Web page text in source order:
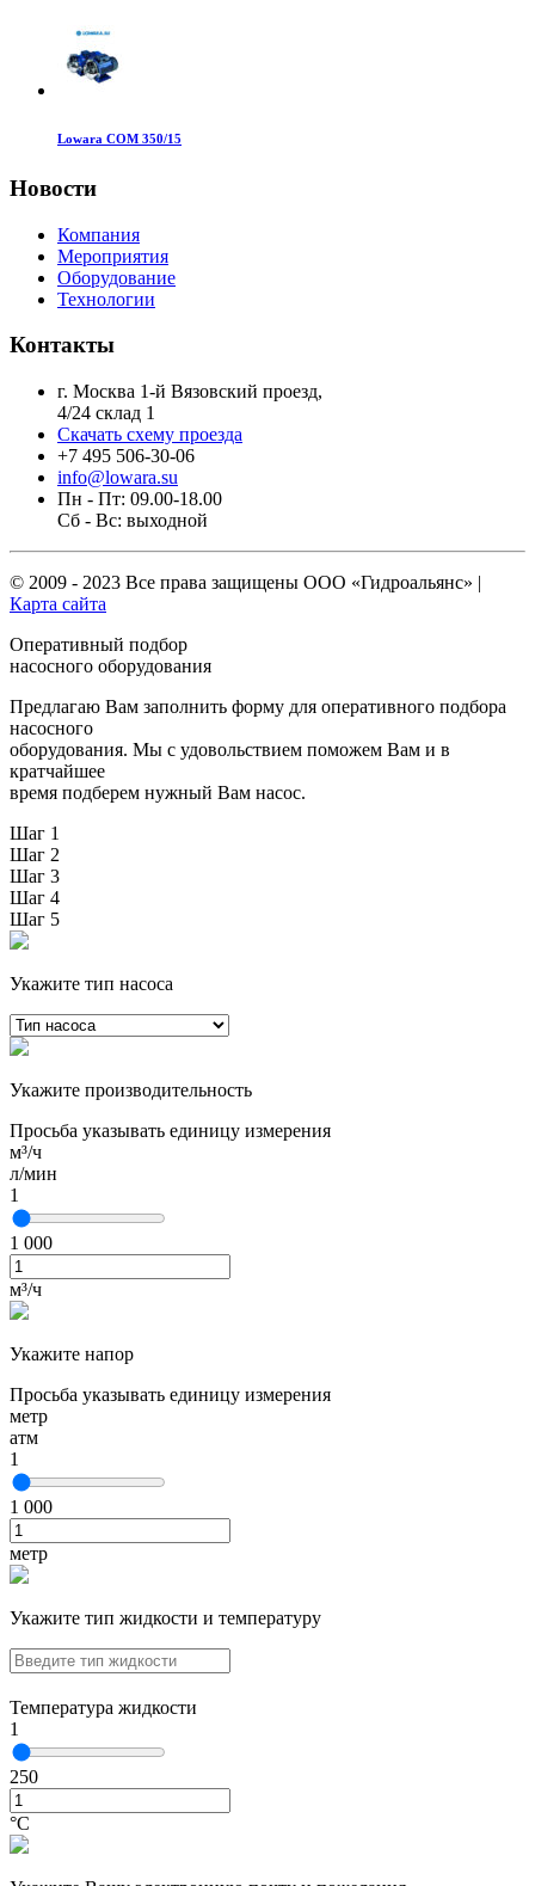
Lowara COM 350/15
Новости
Компания
Мероприятия
Оборудование
Технологии
Контакты
г. Москва 1-й Вязовский проезд,
4/24 склад 1
Скачать схему проезда
+7 495 506-30-06
info@lowara.su
Пн - Пт: 09.00-18.00
Сб - Вс: выходной
© 2009 - 2023 Все права защищены ООО «Гидроальянс» |
Карта сайта
Оперативный подбор
насосного оборудования
Предлагаю Вам заполнить форму для оперативного подбора
насосного
оборудования. Мы с удовольствием поможем Вам и в
кратчайшее
время подберем нужный Вам насос.
Шаг 1
Шаг 2
Шаг 3
Шаг 4
Шаг 5
Укажите тип насоса
Укажите производительность
Просьба указывать единицу измерения
м³/ч
л/мин
1
1 000
м³/ч
Укажите напор
Просьба указывать единицу измерения
метр
атм
1
1 000
метр
Укажите тип жидкости и температуру
Температура жидкости
1
250
°С